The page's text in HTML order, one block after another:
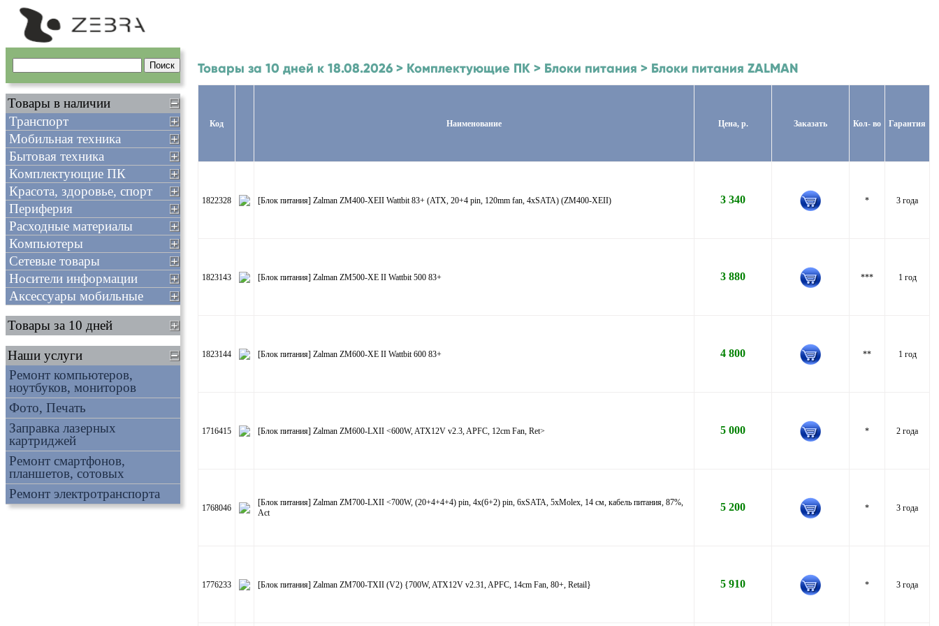
Товары за 10 дней к 18.08.2026 > Комплектующие ПК > Блоки питания > Блоки питания ZALMAN
Код Наименование Цена, р. Заказать Кол- во Гарантия
1822328 [Блок питания] Zalman ZM400-XEII Wattbit 83+ (ATX, 20+4 pin, 120mm fan, 4xSATA) (ZM400-XEII) 3 340 * 3 года
1823143 [Блок питания] Zalman ZM500-XE II Wattbit 500 83+ 3 880 *** 1 год
1823144 [Блок питания] Zalman ZM600-XE II Wattbit 600 83+ 4 800 ** 1 год
1716415 [Блок питания] Zalman ZM600-LXII <600W, ATX12V v2.3, APFC, 12cm Fan, Ret> 5 000 * 2 года
1768046
[Блок питания] Zalman ZM700-LXII <700W, (20+4+4+4) pin, 4x(6+2) pin, 6xSATA, 5xMolex, 14 см, кабель питания, 87%,
Act
5 200 * 3 года
1776233 [Блок питания] Zalman ZM700-TXII (V2) {700W, ATX12V v2.31, APFC, 14cm Fan, 80+, Retail} 5 910 * 3 года
Товары в наличии
Транспорт
Мобильная техника
Бытовая техника
Комплектующие ПК
Красота, здоровье, спорт
Периферия
Расходные материалы
Компьютеры
Сетевые товары
Носители информации
Аксессуары мобильные
Товары за 10 дней
Наши услуги
Ремонт компьютеров,
ноутбуков, мониторов
Фото, Печать
Заправка лазерных
картриджей
Ремонт смартфонов,
планшетов, сотовых
Ремонт электротранспорта